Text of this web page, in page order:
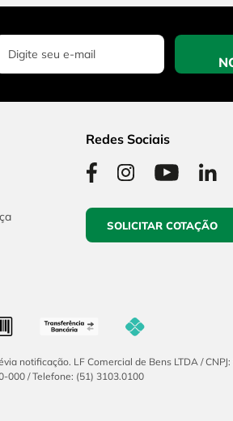
Redes Sociais
SOLICITAR COTAÇÃO
notificação. LF Comercial de Bens LTDA /
000 / Telefone: (51) 3103.0100